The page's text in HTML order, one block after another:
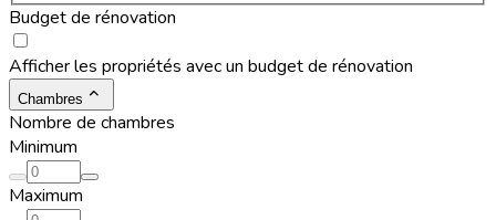
Budget de rénovation
Afficher les propriétés avec un budget de rénovation
Chambres
Nombre de chambres
Minimum
Maximum